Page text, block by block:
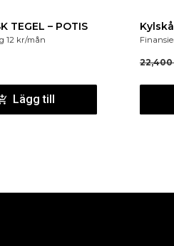
x 885 mm
x 576 mm
TEGEL – POTIS
12 kr/mån
Lägg till
22,400